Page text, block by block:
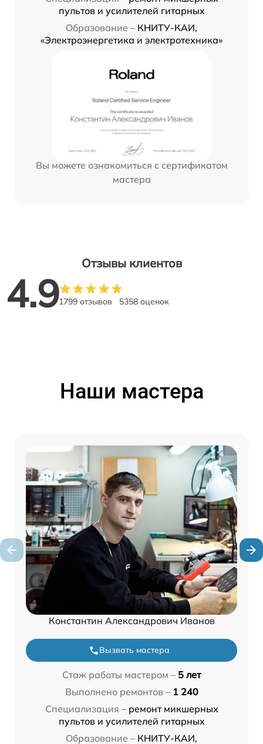
пультов и усилителей гитарных
Образование – КНИТУ-КАИ,
«Электроэнергетика и электротехника»
Вы можете ознакомиться с сертификатом
мастера
Отзывы клиентов
4.91799 отзывов 5358 оценок
Наши мастера
Константин Александрович Иванов
Вызвать мастера
Стаж работы мастером – 5 лет
Выполнено ремонтов – 1 240
Специализация – ремонт микшерных
пультов и усилителей гитарных
Образование – КНИТУ-КАИ,